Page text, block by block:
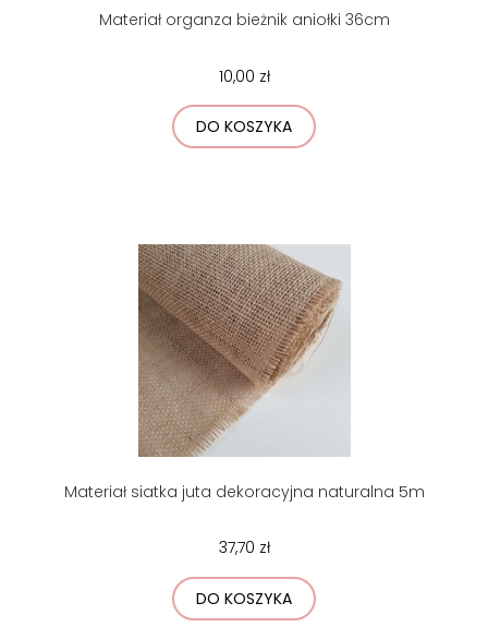
Materiał organza bieżnik aniołki 36cm
10,00 zł
DO KOSZYKA
Materiał siatka juta dekoracyjna naturalna 5m
37,70 zł
DO KOSZYKA